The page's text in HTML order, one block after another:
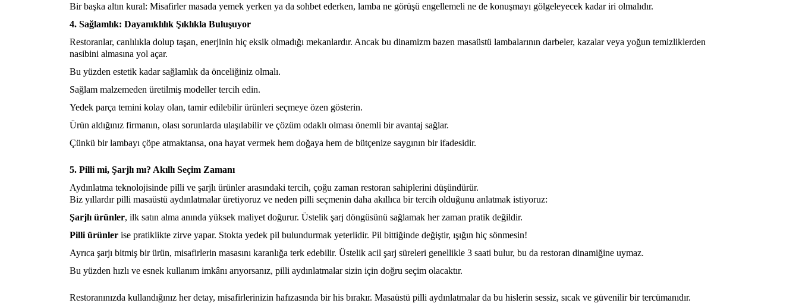
Bir başka altın kural: Misafirler masada yemek yerken ya da sohbet ederken, lamba ne görüşü engellemeli ne de konuşmayı gölgeleyecek kadar iri olmalıdır.
4. Sağlamlık: Dayanıklılık Şıklıkla Buluşuyor
Restoranlar, canlılıkla dolup taşan, enerjinin hiç eksik olmadığı mekanlardır. Ancak bu dinamizm bazen masaüstü lambalarının darbeler, kazalar veya yoğun temizliklerden
nasibini almasına yol açar.
Bu yüzden estetik kadar sağlamlık da önceliğiniz olmalı.
Sağlam malzemeden üretilmiş modeller tercih edin.
Yedek parça temini kolay olan, tamir edilebilir ürünleri seçmeye özen gösterin.
Ürün aldığınız firmanın, olası sorunlarda ulaşılabilir ve çözüm odaklı olması önemli bir avantaj sağlar.
Çünkü bir lambayı çöpe atmaktansa, ona hayat vermek hem doğaya hem de bütçenize saygının bir ifadesidir.
5. Pilli mi, Şarjlı mı? Akıllı Seçim Zamanı
Aydınlatma teknolojisinde pilli ve şarjlı ürünler arasındaki tercih, çoğu zaman restoran sahiplerini düşündürür.
Biz yıllardır pilli masaüstü aydınlatmalar üretiyoruz ve neden pilli seçmenin daha akıllıca bir tercih olduğunu anlatmak istiyoruz:
Şarjlı ürünler, ilk satın alma anında yüksek maliyet doğurur. Üstelik şarj döngüsünü sağlamak her zaman pratik değildir.
Pilli ürünler ise pratiklikte zirve yapar. Stokta yedek pil bulundurmak yeterlidir. Pil bittiğinde değiştir, ışığın hiç sönmesin!
Ayrıca şarjı bitmiş bir ürün, misafirlerin masasını karanlığa terk edebilir. Üstelik acil şarj süreleri genellikle 3 saati bulur, bu da restoran dinamiğine uymaz.
Bu yüzden hızlı ve esnek kullanım imkânı arıyorsanız, pilli aydınlatmalar sizin için doğru seçim olacaktır.
Restoranınızda kullandığınız her detay, misafirlerinizin hafızasında bir his bırakır. Masaüstü pilli aydınlatmalar da bu hislerin sessiz, sıcak ve güvenilir bir tercümanıdır.